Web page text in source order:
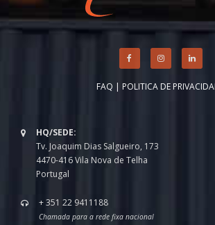
FAQ | POLITICA DE
HQ/SEDE:
Tv. Joaquim Dias Salgueiro, 173
4470-416 Vila Nova de Telha
Portugal
+ 351 22 9411188
Chamada para a rede fixa nacional